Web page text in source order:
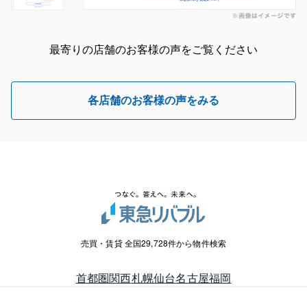
最寄りの店舗のお客様の声をご覧ください
各店舗のお客様の声をみる
売買・賃貸 全国29,728件から物件検索
首都圏関西札幌仙台名古屋福岡